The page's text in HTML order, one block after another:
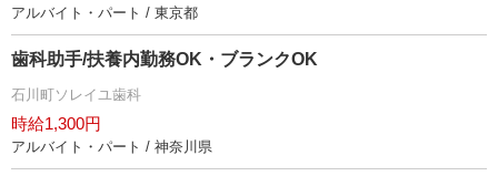
アルバイト・パート / 東京都
歯科助手/扶養内勤務OK・ブランクOK
石川町ソレイユ歯科
時給1,300円
アルバイト・パート / 神奈川県